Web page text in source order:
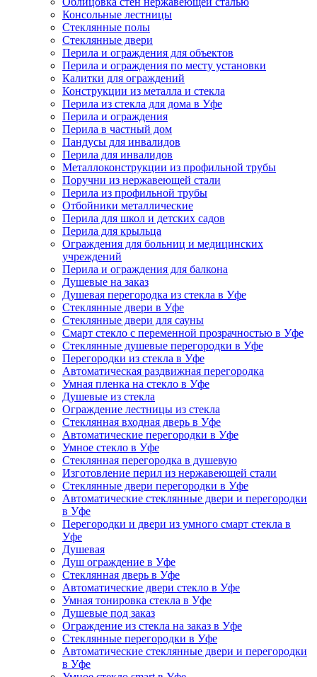
Консольные лестницы
Стеклянные полы
Стеклянные двери
Перила и ограждения для объектов
Перила и ограждения по месту установки
Калитки для ограждений
Конструкции из металла и стекла
Перила из стекла для дома в Уфе
Перила и ограждения
Перила в частный дом
Пандусы для инвалидов
Перила для инвалидов
Металлоконструкции из профильной трубы
Поручни из нержавеющей стали
Перила из профильной трубы
Отбойники металлические
Перила для школ и детских садов
Перила для крыльца
Ограждения для больниц и медицинских
учреждений
Перила и ограждения для балкона
Душевые на заказ
Душевая перегородка из стекла в Уфе
Стеклянные двери в Уфе
Стеклянные двери для сауны
Смарт стекло с переменной прозрачностью в Уфе
Стеклянные душевые перегородки в Уфе
Перегородки из стекла в Уфе
Автоматическая раздвижная перегородка
Умная пленка на стекло в Уфе
Душевые из стекла
Ограждение лестницы из стекла
Стеклянная входная дверь в Уфе
Автоматические перегородки в Уфе
Умное стекло в Уфе
Стеклянная перегородка в душевую
Изготовление перил из нержавеющей стали
Стеклянные двери перегородки в Уфе
Автоматические стеклянные двери и перегородки
в Уфе
Перегородки и двери из умного смарт стекла в
Уфе
Душевая
Душ ограждение в Уфе
Стеклянная дверь в Уфе
Автоматические двери стекло в Уфе
Умная тонировка стекла в Уфе
Душевые под заказ
Ограждение из стекла на заказ в Уфе
Стеклянные перегородки в Уфе
Автоматические стеклянные двери и перегородки
в Уфе